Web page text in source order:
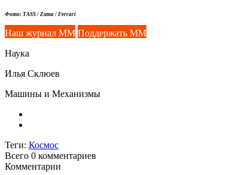
Фото: TASS / Zuma / Ferrari
Наш журнал ММ Поддержать ММ
Наука
Илья Склюев
Машины и Механизмы
Теги: Космос
Всего 0 комментариев
Комментарии